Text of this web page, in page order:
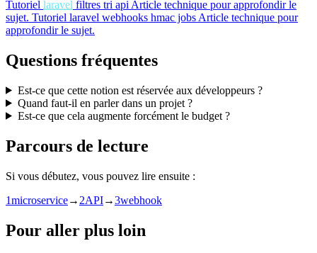
Tutoriel laravel filtres tri api Article technique pour approfondir le
sujet. Tutoriel laravel webhooks hmac jobs Article technique pour
approfondir le sujet.
Questions fréquentes
Est-ce que cette notion est réservée aux développeurs ?
Quand faut-il en parler dans un projet ?
Est-ce que cela augmente forcément le budget ?
Parcours de lecture
Si vous débutez, vous pouvez lire ensuite :
1microservice→ 2API→3webhook
Pour aller plus loin